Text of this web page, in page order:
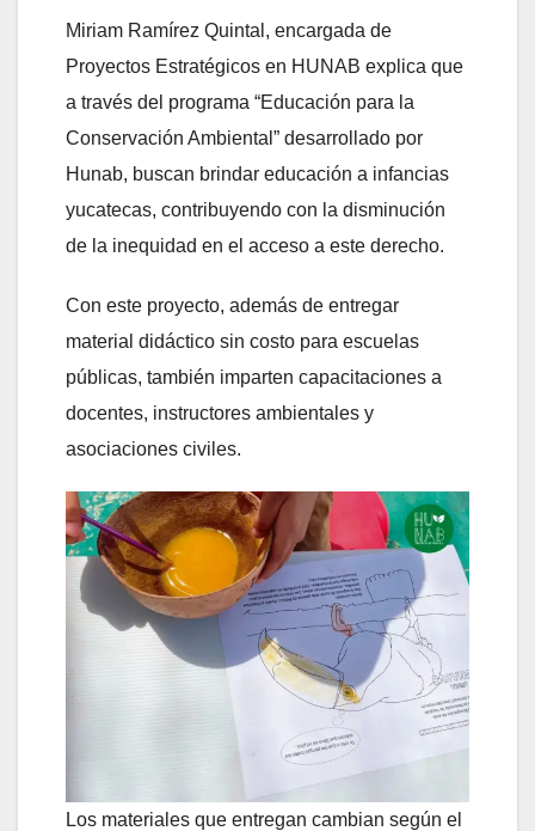
Miriam Ramírez Quintal, encargada de
Proyectos Estratégicos en HUNAB explica que
a través del programa “Educación para la
Conservación Ambiental” desarrollado por
Hunab, buscan brindar educación a infancias
yucatecas, contribuyendo con la disminución
de la inequidad en el acceso a este derecho.
Con este proyecto, además de entregar
material didáctico sin costo para escuelas
públicas, también imparten capacitaciones a
docentes, instructores ambientales y
asociaciones civiles.
Los materiales que entregan cambian según el